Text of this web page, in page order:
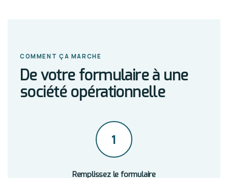
COMMENT ÇA MARCHE
De votre formulaire à une
société opérationnelle
1
Remplissez le formulaire